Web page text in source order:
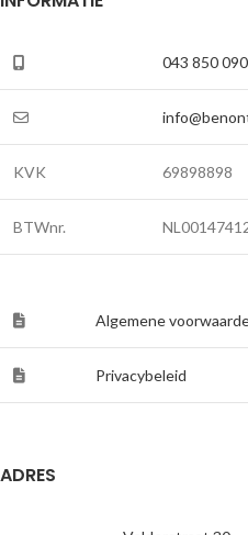
043 850
KVK 69898898
BTWnr.
Algemene
Privacybeleid
ADRES